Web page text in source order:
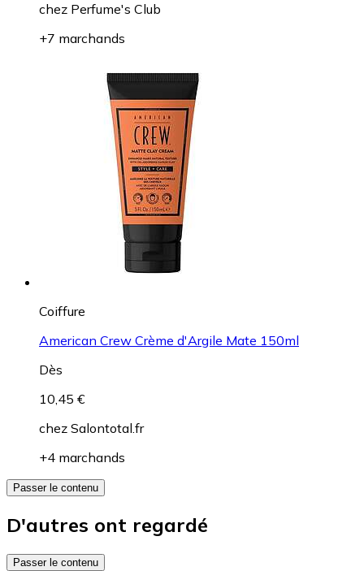
chez Perfume's Club
+7 marchands
Coiffure
American Crew Crème d'Argile Mate 150ml
Dès
10,45 €
chez Salontotal.fr
+4 marchands
Passer le contenu
D'autres ont regardé
Passer le contenu